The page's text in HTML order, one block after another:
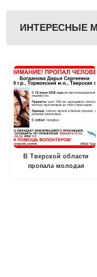
ИНТЕРЕСНЫЕ
В Тверской области
пропала молодая